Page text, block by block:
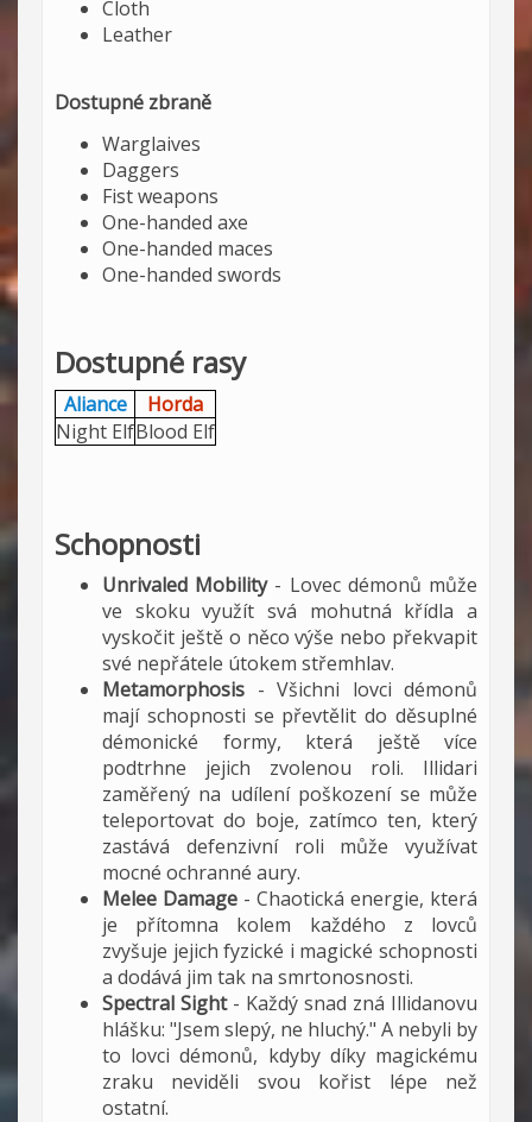
Cloth
Leather
Dostupné zbraně
Warglaives
Daggers
Fist weapons
One-handed axe
One-handed maces
One-handed swords
Dostupné rasy
Aliance
Horda
Night ElfBlood Elf
Schopnosti
Unrivaled Mobility - Lovec démonů může
ve skoku využít svá mohutná křídla a
vyskočit ještě o něco výše nebo překvapit
své nepřátele útokem střemhlav.
Metamorphosis - Všichni lovci démonů
mají schopnosti se převtělit do děsuplné
démonické formy, která ještě více
podtrhne jejich zvolenou roli. Illidari
zaměřený na udílení poškození se může
teleportovat do boje, zatímco ten, který
zastává defenzivní roli může využívat
mocné ochranné aury.
Melee Damage - Chaotická energie, která
je přítomna kolem každého z lovců
zvyšuje jejich fyzické i magické schopnosti
a dodává jim tak na smrtonosnosti.
Spectral Sight - Každý snad zná Illidanovu
hlášku: "Jsem slepý, ne hluchý." A nebyli by
to lovci démonů, kdyby díky magickému
zraku neviděli svou kořist lépe než
ostatní.